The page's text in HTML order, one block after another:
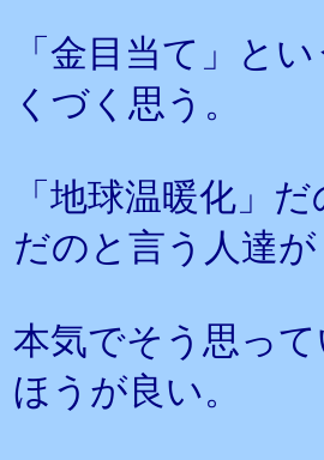
「金目当て」と
くづく思う。
「地球温暖化」
だのと言う人達が
本気でそう思っ
ほうが良い。